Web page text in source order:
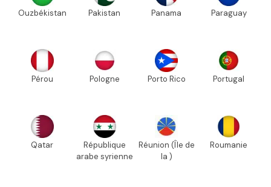
Ouzbékistan Pakistan Panama Paraguay
Pérou Pologne Porto Rico Portugal
Qatar
République
arabe syrienne
Réunion (Île de
la )
Roumanie